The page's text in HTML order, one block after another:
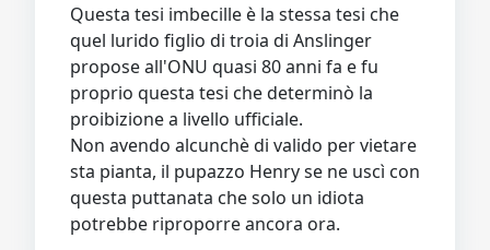
Questa tesi imbecille è la stessa tesi che
quel lurido figlio di troia di Anslinger
propose all'ONU quasi 80 anni fa e fu
proprio questa tesi che determinò la
proibizione a livello ufficiale.
Non avendo alcunchè di valido per vietare
sta pianta, il pupazzo Henry se ne uscì con
questa puttanata che solo un idiota
potrebbe riproporre ancora ora.